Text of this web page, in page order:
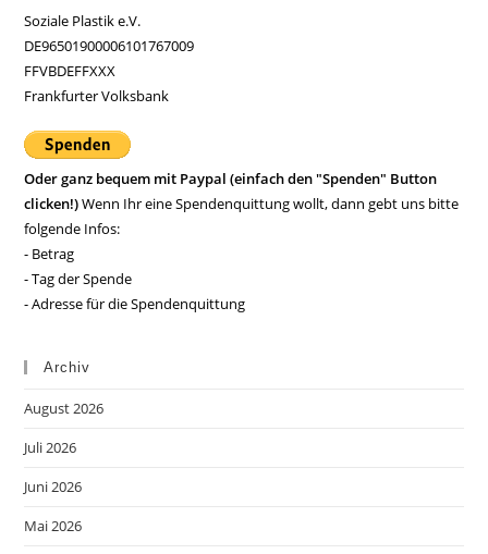
Soziale Plastik e.V.
DE96501900006101767009
FFVBDEFFXXX
Frankfurter Volksbank
Oder ganz bequem mit Paypal (einfach den "Spenden" Button
clicken!)Wenn Ihr eine Spendenquittung wollt, dann gebt uns bitte
folgende Infos:
- Betrag
- Tag der Spende
- Adresse für die Spendenquittung
Archiv
August 2026
Juli 2026
Juni 2026
Mai 2026